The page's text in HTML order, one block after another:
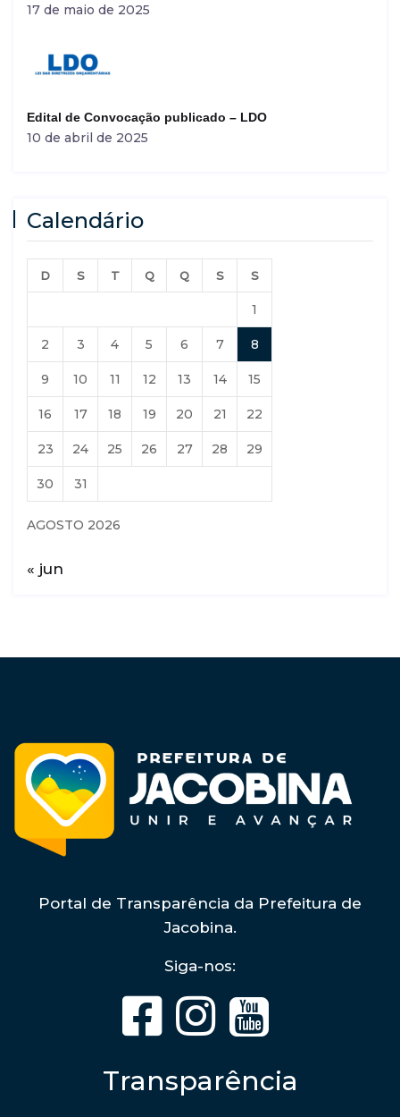
17 de maio de 2025
Edital de Convocação publicado – LDO
10 de abril de 2025
Calendário
AGOSTO 2026
D S T Q Q S S
1
2 3 4 5 6 7 8
9 10 11 12 13 14 15
16 17 18 19 20 21 22
23 24 25 26 27 28 29
30 31
« jun
Portal de Transparência da Prefeitura de
Jacobina.
Siga-nos:
Transparência